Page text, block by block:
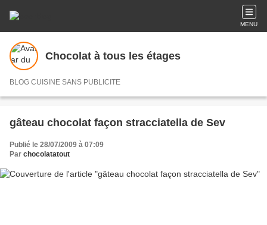
MENU
Chocolat à tous les étages
BLOG CUISINE SANS PUBLICITE
gâteau chocolat façon stracciatella de Sev
Publié le 28/07/2009 à 07:09
Par chocolatatout